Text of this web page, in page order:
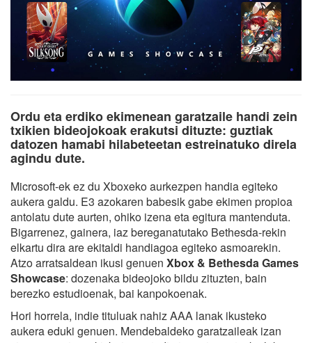
Ordu eta erdiko ekimenean garatzaile handi zein
txikien bideojokoak erakutsi dituzte: guztiak
datozen hamabi hilabeteetan estreinatuko direla
agindu dute.
Microsoft-ek ez du Xboxeko aurkezpen handia egiteko
aukera galdu. E3 azokaren babesik gabe ekimen propioa
antolatu dute aurten, ohiko izena eta egitura mantenduta.
Bigarrenez, gainera, iaz bereganatutako Bethesda-rekin
elkartu dira are ekitaldi handiagoa egiteko asmoarekin.
Atzo arratsaldean ikusi genuen Xbox & Bethesda Games
Showcase: dozenaka bideojoko bildu zituzten, bain
berezko estudioenak, bai kanpokoenak.
Hori horrela, indie tituluak nahiz AAA lanak ikusteko
aukera eduki genuen. Mendebaldeko garatzaileak izan